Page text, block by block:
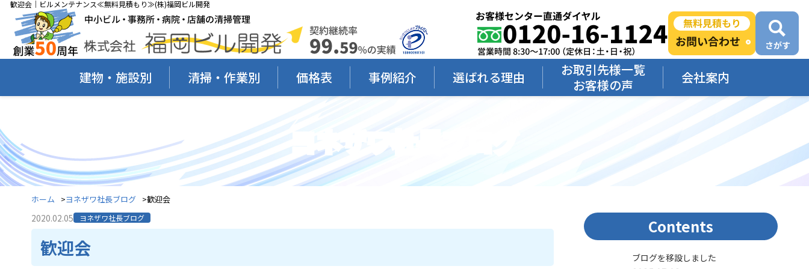
歓迎会｜ビルメンテナンス≪無料見積もり≫(株)福岡ビル開発
建物・施設別 清掃・作業別 価格表 事例紹介 選ばれる理由
お取引先様一覧
お客様の声
会社案内
ヨネザワ社長ブログ
ホーム ヨネザワ社長ブログ 歓迎会
2020.02.05 ヨネザワ社長ブログ
歓迎会
Contents
ブログを移設しました